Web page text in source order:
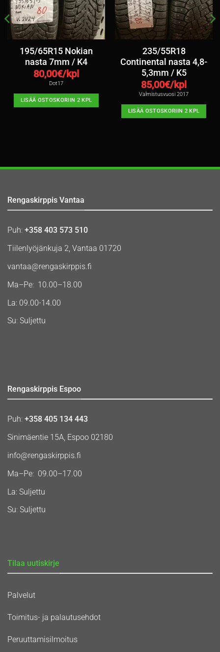
195/65R15 Nokian
nasta 7mm / K4
80,00€/kpl
Dot17
LISÄÄ OSTOSKORIIN 2 KPL
235/55R18
Continental nasta 4,8-
5,3mm / K5
85,00€/kpl
Valmistusvuosi 2017
LISÄÄ OSTOSKORIIN 2 KPL
Rengaskirppis Vantaa
Puh: +358 403 573 510
Tiilenlyöjänkuja 2, Vantaa 01720
vantaa@rengaskirppis.fi
Ma–Pe: 10.00–18.00
La: 09.00-14.00
Su: Suljettu
Rengaskirppis Espoo
Puh: +358 405 134 443
Sinimäentie 15A, Espoo 02180
info@rengaskirppis.fi
Ma–Pe: 09.00–17.00
La: Suljettu
Su: Suljettu
Tilaa uutiskirje
Palvelut
Toimitus- ja palautusehdot
Peruuttamisilmoitus